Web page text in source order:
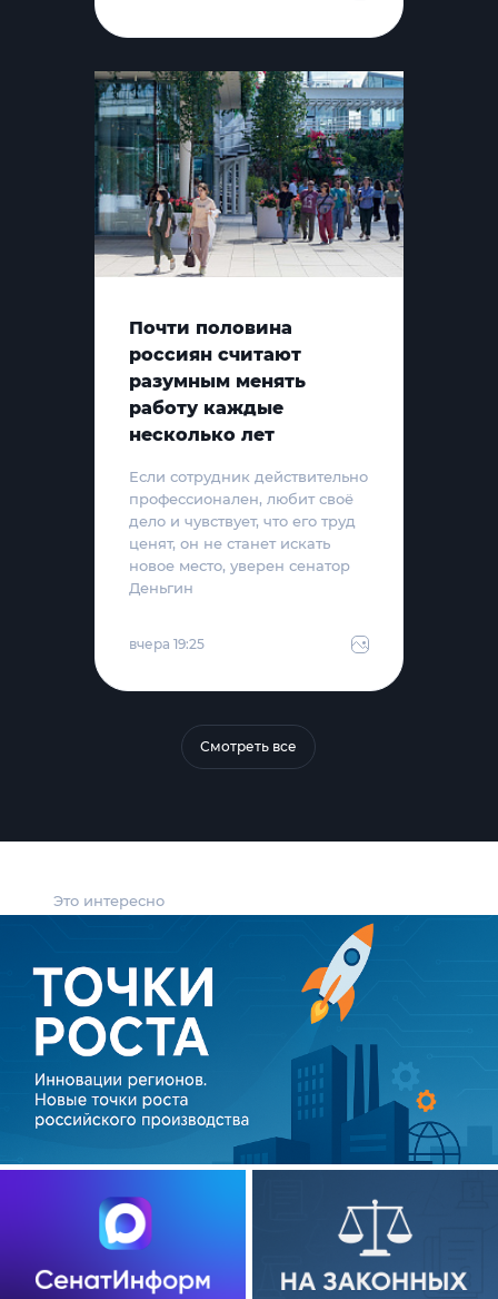
Это интересно
Почти половина
россиян считают
разумным менять
работу каждые
несколько лет
Если сотрудник действительно
профессионален, любит своё
дело и чувствует, что его труд
ценят, он не станет искать
новое место, уверен сенатор
Деньгин
вчера 19:25
Смотреть все